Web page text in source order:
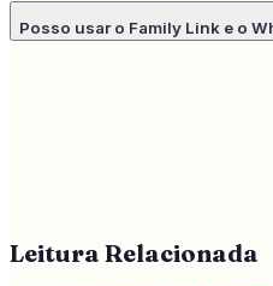
Posso usar o Family Link e o
Leitura Relacionada